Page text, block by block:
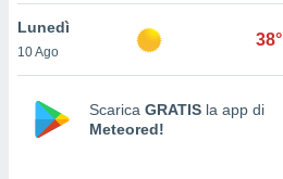
la
di esso.
Lunedì
10 Ago
38°
Scarica GRATIS la app di
Meteored!